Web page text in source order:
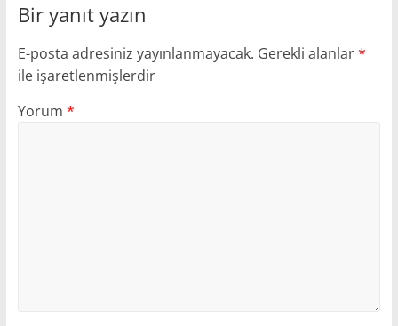
Bir yanıt yazın
E-posta adresiniz yayınlanmayacak. Gerekli alanlar*
ile işaretlenmişlerdir
Yorum *